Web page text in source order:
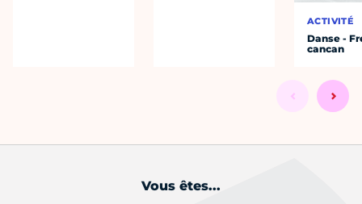
ACTIVITÉ
Danse -
cancan
Vous êtes...